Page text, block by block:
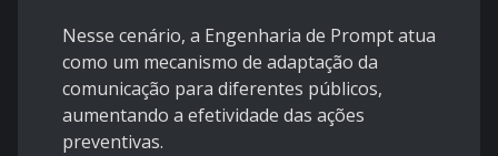
Nesse cenário, a Engenharia de Prompt atua
como um mecanismo de adaptação da
comunicação para diferentes públicos,
aumentando a efetividade das ações
preventivas.